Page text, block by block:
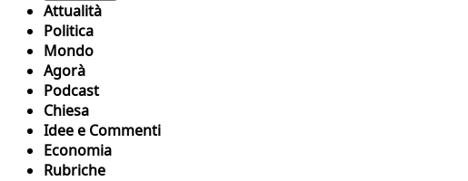
Attualità
Politica
Mondo
Agorà
Podcast
Chiesa
Idee e Commenti
Economia
Rubriche